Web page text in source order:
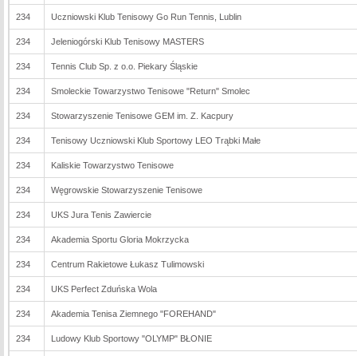
234 Uczniowski Klub Tenisowy Go Run Tennis, Lublin
234 Jeleniogórski Klub Tenisowy MASTERS
234 Tennis Club Sp. z o.o. Piekary Śląskie
234 Smoleckie Towarzystwo Tenisowe "Return" Smolec
234 Stowarzyszenie Tenisowe GEM im. Z. Kacpury
234 Tenisowy Uczniowski Klub Sportowy LEO Trąbki Małe
234 Kaliskie Towarzystwo Tenisowe
234 Węgrowskie Stowarzyszenie Tenisowe
234 UKS Jura Tenis Zawiercie
234 Akademia Sportu Gloria Mokrzycka
234 Centrum Rakietowe Łukasz Tulimowski
234 UKS Perfect Zduńska Wola
234 Akademia Tenisa Ziemnego "FOREHAND"
234 Ludowy Klub Sportowy "OLYMP" BŁONIE